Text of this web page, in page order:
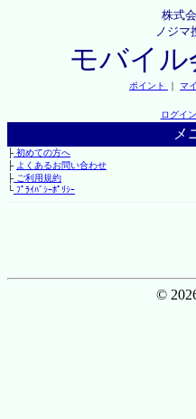
株式
ノジマ
モバイル
ポイント ｜ マ
ログイン
メ
├初めての方へ
├ よくあるお問い合わせ
├ご利用規約
└ﾌﾟﾗｲﾊﾞｼｰﾎﾟﾘｼｰ
©